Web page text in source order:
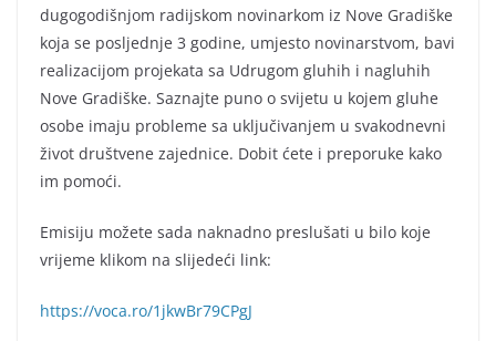
dugogodišnjom radijskom novinarkom iz Nove Gradiške
koja se posljednje 3 godine, umjesto novinarstvom, bavi
realizacijom projekata sa Udrugom gluhih i nagluhih
Nove Gradiške. Saznajte puno o svijetu u kojem gluhe
osobe imaju probleme sa uključivanjem u svakodnevni
život društvene zajednice. Dobit ćete i preporuke kako
im pomoći.
Emisiju možete sada naknadno preslušati u bilo koje
vrijeme klikom na slijedeći link:
https://voca.ro/1jkwBr79CPgJ